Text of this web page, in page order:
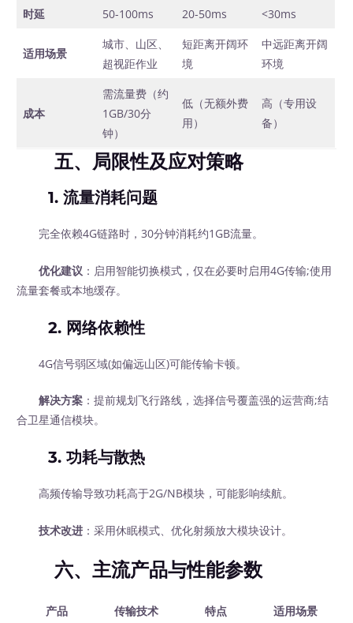
时延 50-100ms 20-50ms <30ms
适用场景
城市、山区、
超视距作业
短距离开阔环
境
中远距离开阔
环境
成本
需流量费（约
1GB/30分
钟）
低（无额外费
用）
高（专用设
备）
五、局限性及应对策略
1.流量消耗问题
完全依赖4G链路时，30分钟消耗约1GB流量。
优化建议 ：启用智能切换模式，仅在必要时启用4G传输;使用
流量套餐或本地缓存。
2. 网络依赖性
4G信号弱区域(如偏远山区)可能传输卡顿。
解决方案 ：提前规划飞行路线，选择信号覆盖强的运营商;结
合卫星通信模块。
3.功耗与散热
高频传输导致功耗高于2G/NB模块，可能影响续航。
技术改进 ：采用休眠模式、优化射频放大模块设计。
六、主流产品与性能参数
产品 传输技术 特点 适用场景